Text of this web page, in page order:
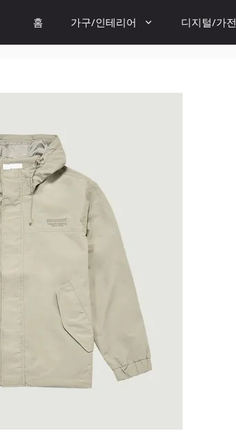
홈 가구/인테리어 디지털/가전